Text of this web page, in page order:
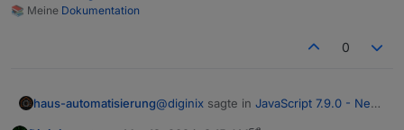
📚 Meine Dokumentation
0
haus-automatisierung@diginix sagte in JavaScript 7.9.0 - Neue